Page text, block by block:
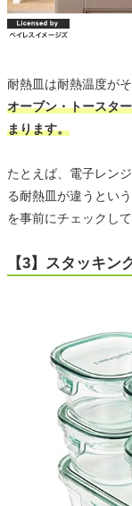
耐熱皿は耐熱温度が
オーブン・トースタ
まります。
たとえば、電子レン
る耐熱皿が違うとい
を事前にチェックし
【3】スタッキン